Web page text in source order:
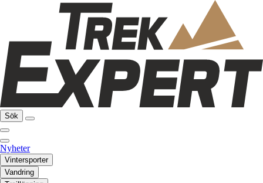
Sök
Nyheter
Vintersporter
Vandring